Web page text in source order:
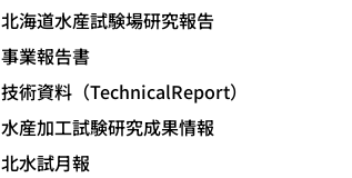
北海道水産試験場研究報告
事業報告書
技術資料（TechnicalReport）
水産加工試験研究成果情報
北水試月報